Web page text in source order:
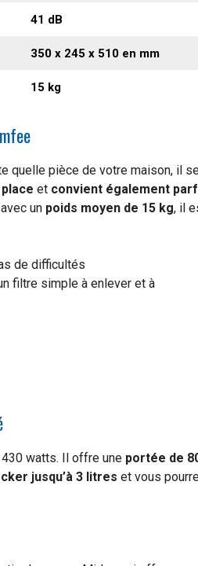
41 dB
350 x 245 x 510 en mm
15 kg
quelle pièce de votre maison, il
et convient également
un poids moyen de 15 kg, il
de difficultés
filtre simple à enlever et à
watts. Il offre une portée de
jusqu’à 3 litres et vous